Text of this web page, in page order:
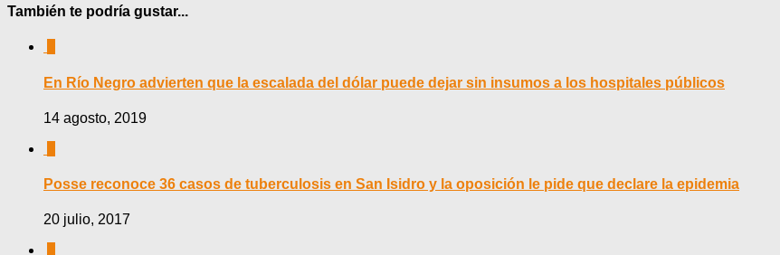
También te podría gustar...
En Río Negro advierten que la escalada del dólar puede dejar sin insumos a los hospitales públicos
14 agosto, 2019
Posse reconoce 36 casos de tuberculosis en San Isidro y la oposición le pide que declare la epidemia
20 julio, 2017